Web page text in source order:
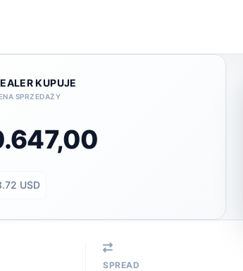
KUPUJE
SPRZEDAŻY
USD
SPREAD